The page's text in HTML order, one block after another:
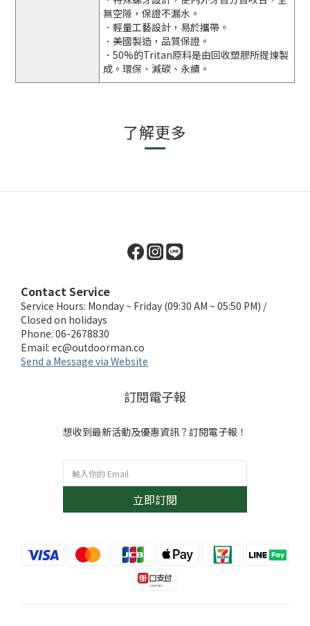
無空隙，保證不漏水。
．輕量工藝設計，易於攜帶。
．美國製造，品質保證。
．50%的Tritan原料是由回收塑膠所提煉製
成。環保、減碳、永續。
了解更多
Contact Service
Service Hours: Monday ~ Friday (09:30 AM ~ 05:50 PM) /
Closed on holidays
Phone: 06-2678830
Email: ec@outdoorman.co
Send a Message via Website
訂閱電子報
想收到最新活動及優惠資訊？訂閱電子報！
立即訂閱